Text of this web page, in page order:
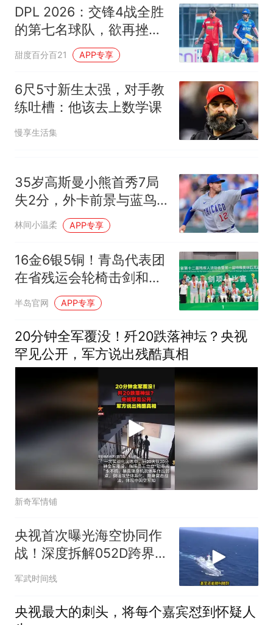
人生
DPL 2026：交锋4战全胜
的第七名球队，欲再挫德
里6延续统治
甜度百分百21 APP专享
6尺5寸新生太强，对手教
练吐槽：他该去上数学课
慢享生活集
35岁高斯曼小熊首秀7局
失2分，外卡前景与蓝鸟
天差地别
林间小温柔 APP专享
16金6银5铜！青岛代表团
在省残运会轮椅击剑和盲
人柔道项目斩获优异成绩
半岛官网 APP专享
20分钟全军覆没！歼20跌落神坛？央视
罕见公开，军方说出残酷真相
新奇军情铺
央视首次曝光海空协同作
战！深度拆解052D跨界指
挥歼16，我军这套南海底
军武时间线
央视最大的刺头，将每个嘉宾怼到怀疑人